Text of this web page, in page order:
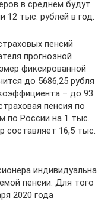
в среднем будут
12 тыс. рублей в год.
пенсий
прогнозной
фиксированной
до 5686,25 рубля
– до 93
пенсия по
по России на 1 тыс.
составляет 16,5 тыс.
индивидуальна
пенсии. Для того
2020 года